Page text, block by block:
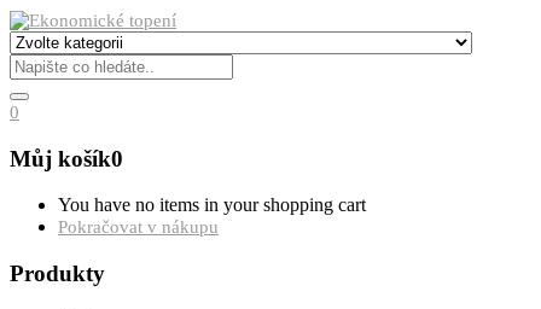
0
Můj košík0
You have no items in your shopping cart
Pokračovat v nákupu
Produkty